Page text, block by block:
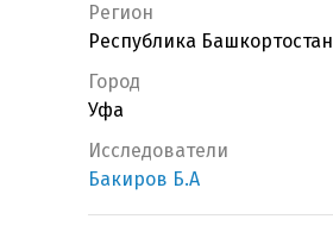
Регион
Республика Башкортостан
Город
Уфа
Исследователи
Бакиров Б.А